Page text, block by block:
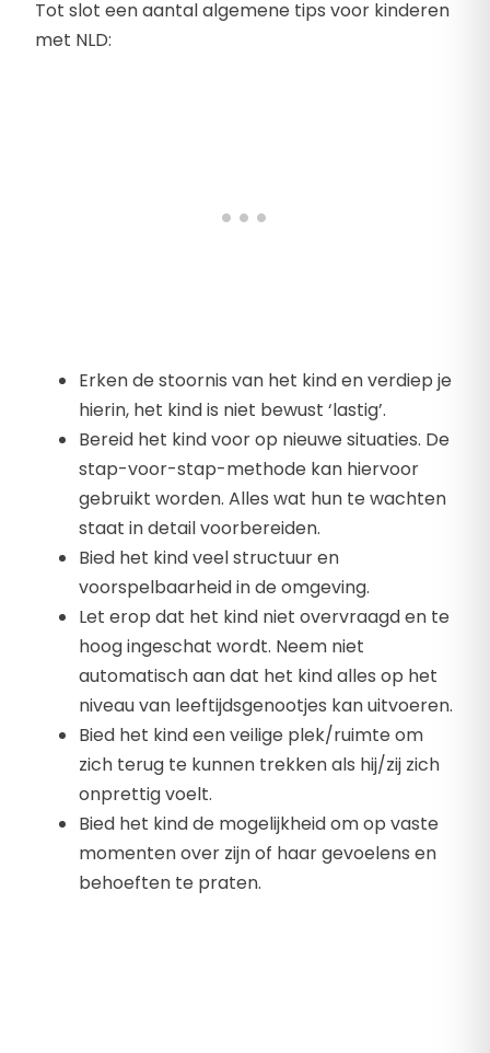
Tot slot een aantal algemene tips voor kinderen
met NLD:
Erken de stoornis van het kind en verdiep je
hierin, het kind is niet bewust ‘lastig’.
Bereid het kind voor op nieuwe situaties. De
stap-voor-stap-methode kan hiervoor
gebruikt worden. Alles wat hun te wachten
staat in detail voorbereiden.
Bied het kind veel structuur en
voorspelbaarheid in de omgeving.
Let erop dat het kind niet overvraagd en te
hoog ingeschat wordt. Neem niet
automatisch aan dat het kind alles op het
niveau van leeftijdsgenootjes kan uitvoeren.
Bied het kind een veilige plek/ruimte om
zich terug te kunnen trekken als hij/zij zich
onprettig voelt.
Bied het kind de mogelijkheid om op vaste
momenten over zijn of haar gevoelens en
behoeften te praten.